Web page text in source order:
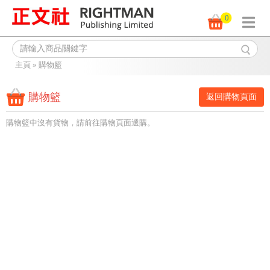
0
主頁 » 購物籃
購物籃 返回購物頁面
購物籃中沒有貨物，請前往購物頁面選購。